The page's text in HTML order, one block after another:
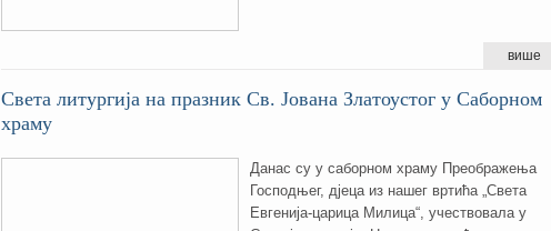
више
Света литургија на празник Св. Јована Златоустог у Саборном
храму
Данас су у саборном храму Преображења
Господњег, дјеца из нашег вртића „Света
Евгенија-царица Милица“, учествовала у